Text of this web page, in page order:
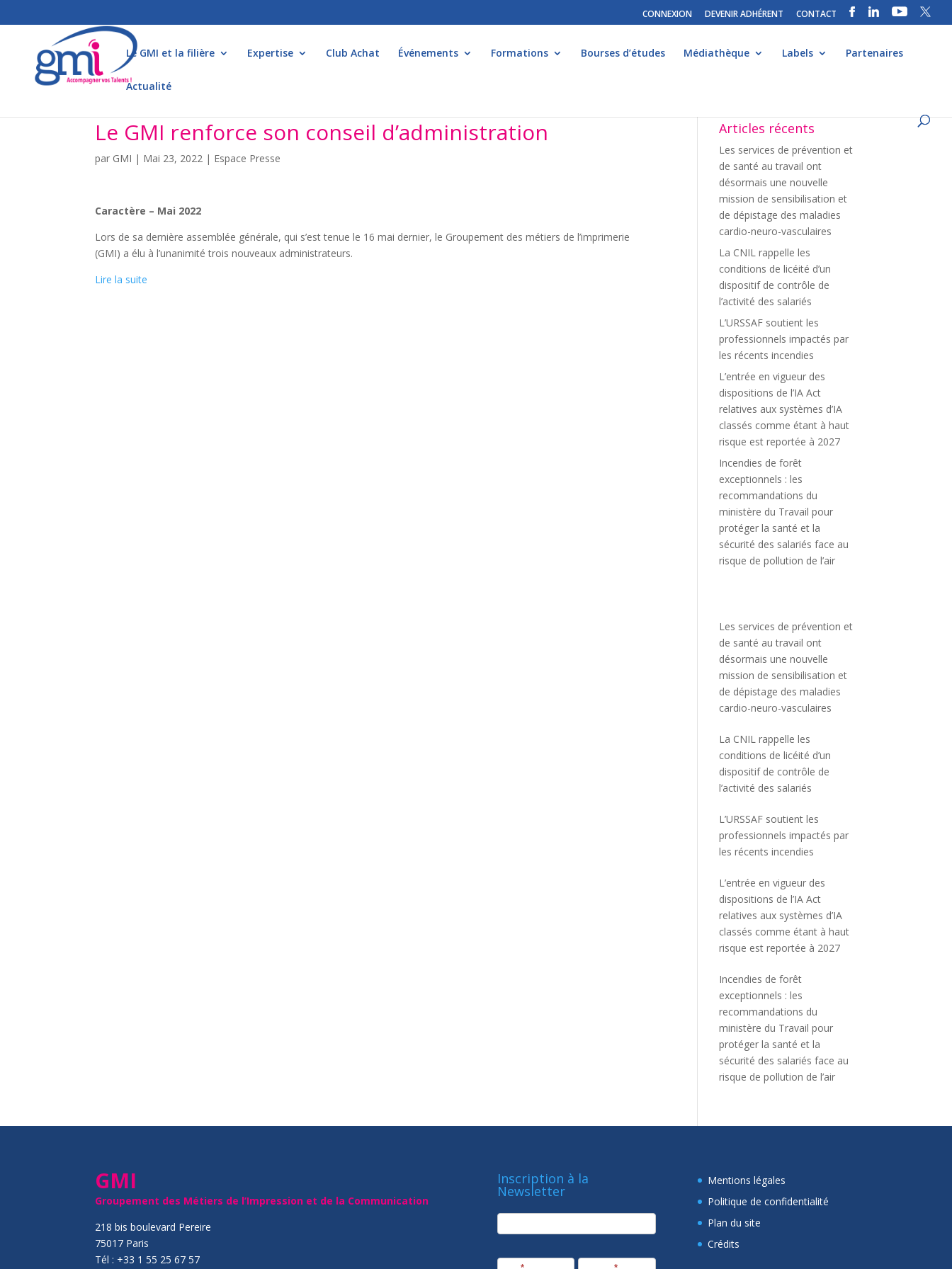
CONNEXION DEVENIR ADHÉRENT CONTACT
Le GMI et la filière Expertise Club Achat Événements Formations Bourses d’études Médiathèque Labels Partenaires
Actualité
Le GMI renforce son conseil d’administration
par GMI | Mai 23, 2022 | Espace Presse
Caractère – Mai 2022
Lors de sa dernière assemblée générale, qui s’est tenue le 16 mai dernier, le Groupement des métiers de l’imprimerie
(GMI) a élu à l’unanimité trois nouveaux administrateurs.
Lire la suite
Articles récents
Les services de prévention et
de santé au travail ont
désormais une nouvelle
mission de sensibilisation et
de dépistage des maladies
cardio-neuro-vasculaires
La CNIL rappelle les
conditions de licéité d’un
dispositif de contrôle de
l’activité des salariés
L’URSSAF soutient les
professionnels impactés par
les récents incendies
L’entrée en vigueur des
dispositions de l’IA Act
relatives aux systèmes d’IA
classés comme étant à haut
risque est reportée à 2027
Incendies de forêt
exceptionnels : les
recommandations du
ministère du Travail pour
protéger la santé et la
sécurité des salariés face au
risque de pollution de l’air
Les services de prévention et
de santé au travail ont
désormais une nouvelle
mission de sensibilisation et
de dépistage des maladies
cardio-neuro-vasculaires
La CNIL rappelle les
conditions de licéité d’un
dispositif de contrôle de
l’activité des salariés
L’URSSAF soutient les
professionnels impactés par
les récents incendies
L’entrée en vigueur des
dispositions de l’IA Act
relatives aux systèmes d’IA
classés comme étant à haut
risque est reportée à 2027
Incendies de forêt
exceptionnels : les
recommandations du
ministère du Travail pour
protéger la santé et la
sécurité des salariés face au
risque de pollution de l’air
GMI
Groupement des Métiers de l’Impression et de la Communication
218 bis boulevard Pereire
75017 Paris
Tél : +33 1 55 25 67 57
Inscription à la
Newsletter
newsletter
Mentions légales
Politique de confidentialité
Plan du site
Crédits